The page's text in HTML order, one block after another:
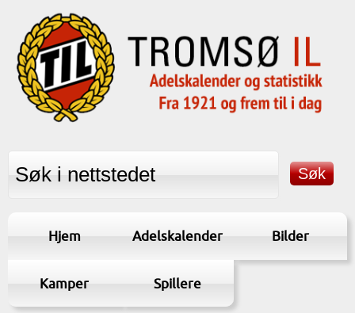
Hjem Adelskalender Bilder
Kamper Spillere